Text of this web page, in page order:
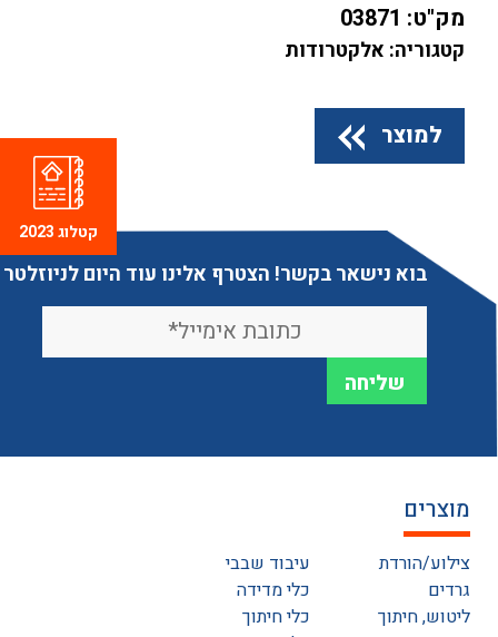
מק"ט: 03871
קטגוריה: אלקטרודות
למוצר
בוא נישאר בקשר! הצטרף אלינו עוד היום לניוזלטר
מוצרים
צילוע/הורדת
גרדים
ליטוש, חיתוך
עיבוד שבבי
כלי מדידה
כלי חיתוך
קטלוג 2023